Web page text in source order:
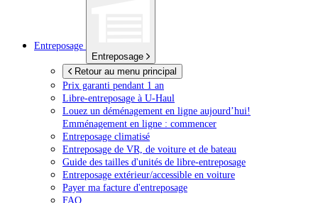
Entreposage
Entreposage
Retour au menu principal
Prix garanti pendant 1 an
Libre-entreposage à U-Haul
Louez un déménagement en ligne aujourd’hui!
Emménagement en ligne : commencer
Entreposage climatisé
Entreposage de VR, de voiture et de bateau
Guide des tailles d'unités de libre-entreposage
Entreposage extérieur/accessible en voiture
Payer ma facture d'entreposage
FAQ